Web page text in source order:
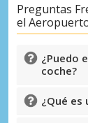
Preguntas
el
¿Puedo
coche?
¿Qué es